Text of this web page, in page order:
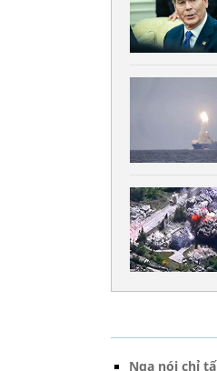
Nga nói chỉ